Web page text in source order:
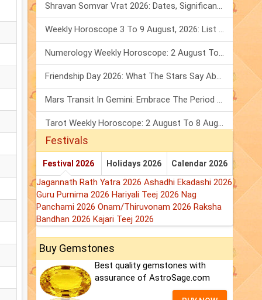
Shravan Somvar Vrat 2026: Dates, Significance & Rituals In August
Weekly Horoscope 3 To 9 August, 2026: List Of Fasts & Festivals
Numerology Weekly Horoscope: 2 August To 8 August, 2026
Friendship Day 2026: What The Stars Say About Your Best Friend!
Mars Transit In Gemini: Embrace The Period Full Of Energy & Intelligence
Tarot Weekly Horoscope: 2 August To 8 August, 2026
Festivals
Festival 2026 Holidays 2026 Calendar 2026
Jagannath Rath Yatra 2026 Ashadhi Ekadashi 2026
Guru Purnima 2026 Hariyali Teej 2026 Nag
Panchami 2026 Onam/Thiruvonam 2026 Raksha
Bandhan 2026 Kajari Teej 2026
Buy Gemstones
Best quality gemstones with
assurance of AstroSage.com